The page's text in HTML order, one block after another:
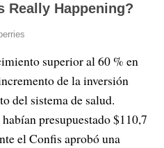
superior al 60 % en
de la inversión
del sistema de salud.
presupuestado $110,7
el Confis aprobó una